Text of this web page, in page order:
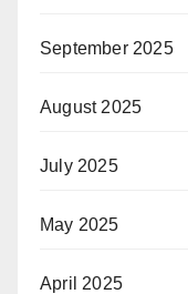
September 2025
August 2025
July 2025
May 2025
April 2025